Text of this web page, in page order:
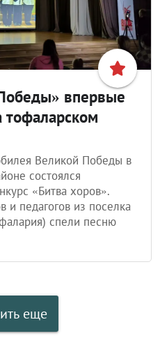
впервые
тофаларском
Великой Победы в
состоялся
«Битва хоров».
и педагогов из поселка
спели песню
еще